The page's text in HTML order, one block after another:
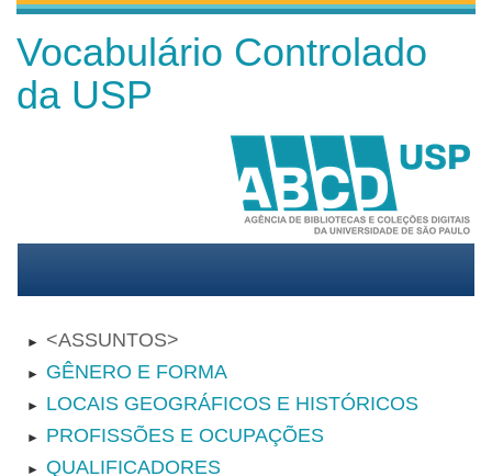
Vocabulário Controlado
da USP
► ASSUNTOS
► GÊNERO E FORMA
► LOCAIS GEOGRÁFICOS E HISTÓRICOS
► PROFISSÕES E OCUPAÇÕES
► QUALIFICADORES